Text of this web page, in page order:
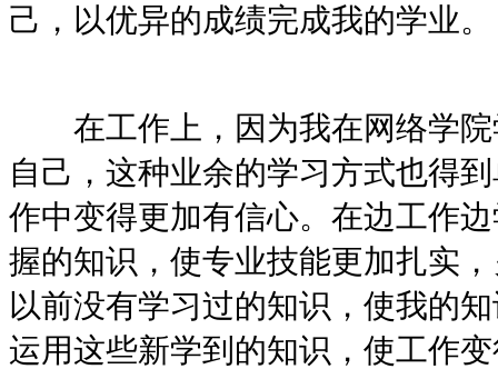
己，以优异的成绩完成我的学业。
在工作上，因为我在网络学院
自己，这种业余的学习方式也得
作中变得更加有信心。在边工作
握的知识，使专业技能更加扎实
以前没有学习过的知识，使我的
运用这些新学到的知识，使工作